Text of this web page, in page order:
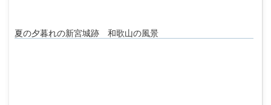
夏の夕暮れの新宮城跡 和歌山の風景